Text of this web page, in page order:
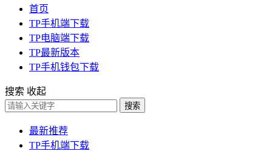
首页
TP手机端下载
TP电脑端下载
TP最新版本
TP手机钱包下载
搜索 收起
搜索
最新推荐
TP手机端下载